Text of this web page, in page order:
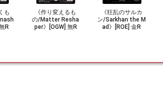
も
R
《作り変えるも
の/Matter Resha
per》[OGW] 無R
《狂乱のサルカ
ン/Sarkhan the M
ad》[ROE] 金R